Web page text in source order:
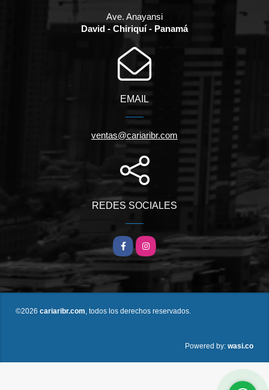
Ave. Anayansi
David - Chiriquí - Panamá
EMAIL
ventas@cariaribr.com
REDES SOCIALES
FacebookInstagram
©2026 cariaribr.com , todos los derechos reservados.
Powered by: wasi.co